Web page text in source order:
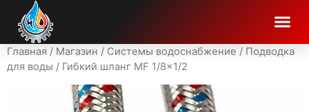
Главная / Магазин / Системы водоснабжение / Подводка
для воды / Гибкий шланг MF 1/8×1/2